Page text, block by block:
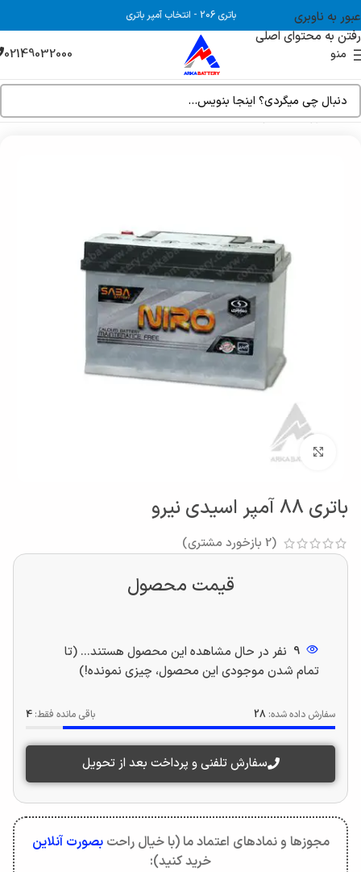
عبور به ناوبری
رفتن به محتوای اصلی
باتری 206 - انتخاب آمپر باتری
منو 02149032000
خانه فروشگاه باتری ماشین
بزرگنمایی تصویر
باتری 88 آمپر اسیدی نیرو
(
2 بازخورد مشتری)
قیمت محصول
9 نفر در حال مشاهده این محصول هستند... (تا
تمام شدن موجودی این محصول، چیزی نمونده!)
سفارش داده شده: 28 باقی مانده فقط: 4
سفارش تلفنی و پرداخت بعد از تحویل
مجوزها و نمادهای اعتماد ما (با خیال راحتبصورت آنلاین
خرید کنید):